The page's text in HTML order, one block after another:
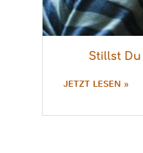
Stillst
JETZT LESEN »